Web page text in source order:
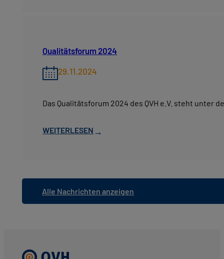
Qualitätsforum 2024
29.11.2024
Das Qualitätsforum 2024 des QVH e.V. steht unter
WEITERLESEN →
Alle Nachrichten anzeigen